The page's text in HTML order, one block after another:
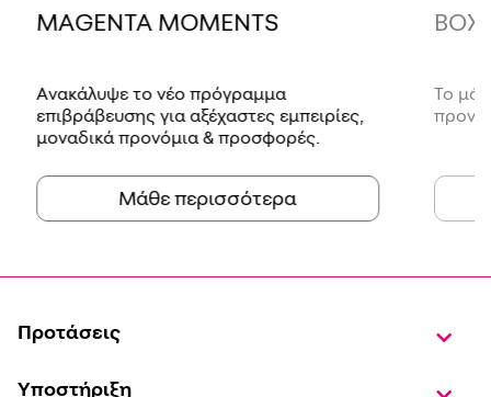
MAGENTA MOMENTS
Ανακάλυψε το νέο πρόγραμμα
επιβράβευσης για αξέχαστες εμπειρίες,
μοναδικά προνόμια & προσφορές.
Μάθε περισσότερα
BOX
Το
Προτάσεις
Υποστήριξη